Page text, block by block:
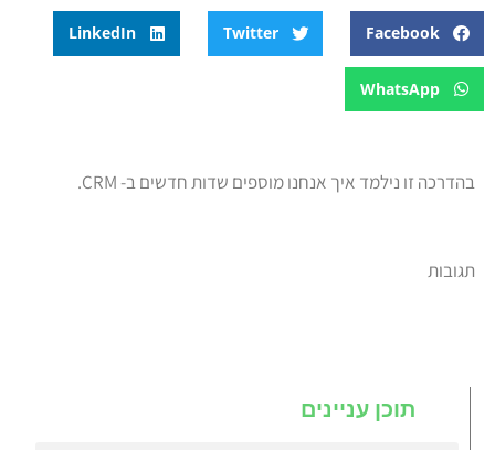
Facebook
Twitter
LinkedIn
WhatsApp
בהדרכה זו נילמד איך אנחנו מוספים שדות חדשים ב- CRM.
תגובות
תוכן עניינים